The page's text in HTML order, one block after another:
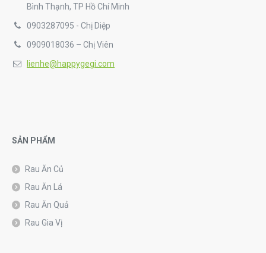
Bình Thạnh, TP Hồ Chí Minh
0903287095 - Chị Diệp
0909018036 – Chị Viên
lienhe@happygegi.com
SẢN PHẨM
Rau Ăn Củ
Rau Ăn Lá
Rau Ăn Quả
Rau Gia Vị